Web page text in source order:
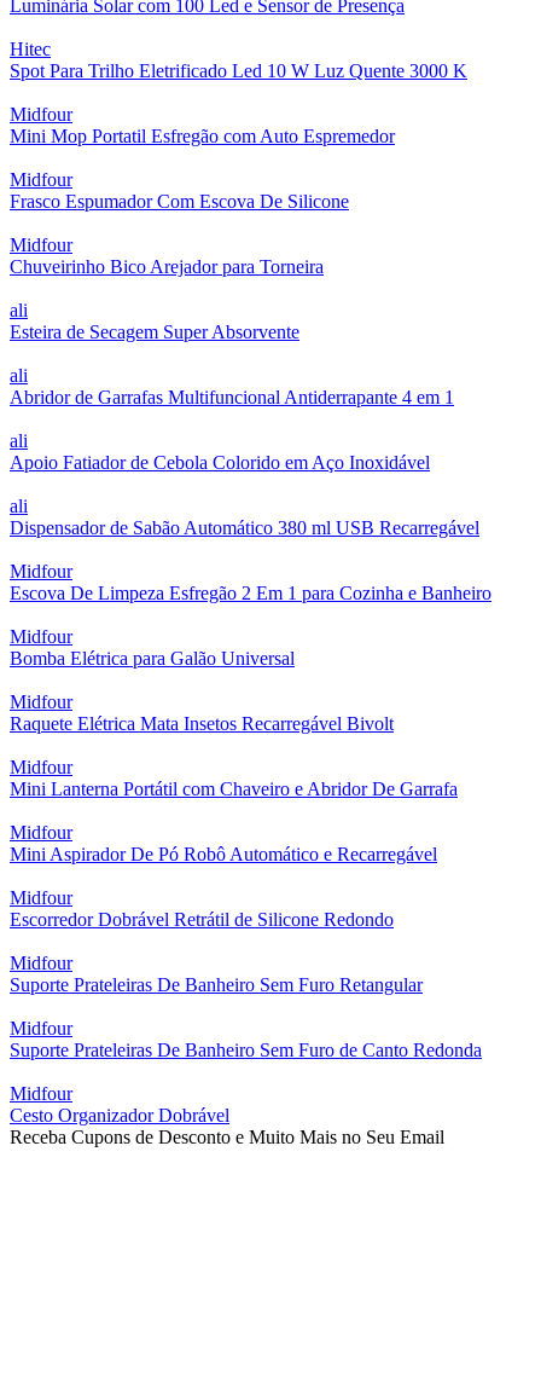
Luminária Solar com 100 Led e Sensor de Presença
Hitec
Spot Para Trilho Eletrificado Led 10 W Luz Quente 3000 K
Midfour
Mini Mop Portatil Esfregão com Auto Espremedor
Midfour
Frasco Espumador Com Escova De Silicone
Midfour
Chuveirinho Bico Arejador para Torneira
ali
Esteira de Secagem Super Absorvente
ali
Abridor de Garrafas Multifuncional Antiderrapante 4 em 1
ali
Apoio Fatiador de Cebola Colorido em Aço Inoxidável
ali
Dispensador de Sabão Automático 380 ml USB Recarregável
Midfour
Escova De Limpeza Esfregão 2 Em 1 para Cozinha e Banheiro
Midfour
Bomba Elétrica para Galão Universal
Midfour
Raquete Elétrica Mata Insetos Recarregável Bivolt
Midfour
Mini Lanterna Portátil com Chaveiro e Abridor De Garrafa
Midfour
Mini Aspirador De Pó Robô Automático e Recarregável
Midfour
Escorredor Dobrável Retrátil de Silicone Redondo
Midfour
Suporte Prateleiras De Banheiro Sem Furo Retangular
Midfour
Suporte Prateleiras De Banheiro Sem Furo de Canto Redonda
Midfour
Cesto Organizador Dobrável
Receba Cupons de Desconto e Muito Mais no Seu Email